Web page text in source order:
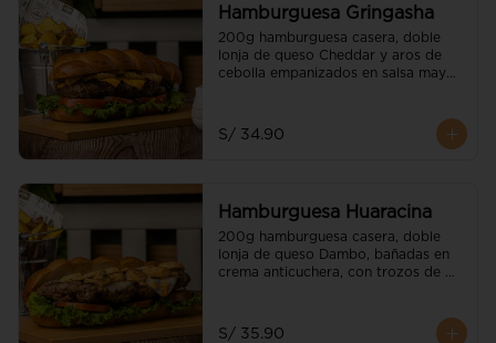
Hamburguesa Gringasha
200g hamburguesa casera, doble
lonja de queso Cheddar y aros de
cebolla empanizados en salsa mayo
Acompañado de papas nativas.
S/ 34.90
Hamburguesa Huaracina
200g hamburguesa casera, doble
lonja de queso Dambo, bañadas en
crema anticuchera, con trozos de
Acompañado de papas nativas.
S/ 35.90